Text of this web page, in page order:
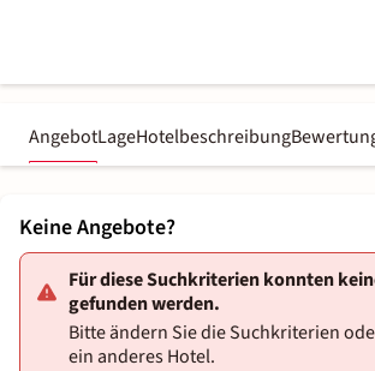
AngebotLageHotelbeschreibung
Keine Angebote?
Für diese Suchkriterien konnten
gefunden werden.
Bitte ändern Sie die Suchkriterien
ein anderes Hotel.